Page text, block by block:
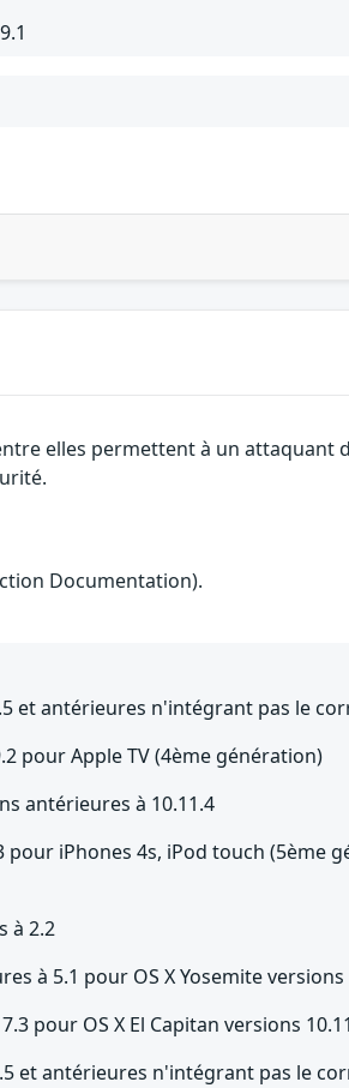
elles permettent à un
Documentation).
et antérieures n'intégrant pas le
pour Apple TV (4ème génération)
antérieures à 10.11.4
pour iPhones 4s, iPod touch (5ème
à 2.2
à 5.1 pour OS X Yosemite
pour OS X El Capitan versions
et antérieures n'intégrant pas le